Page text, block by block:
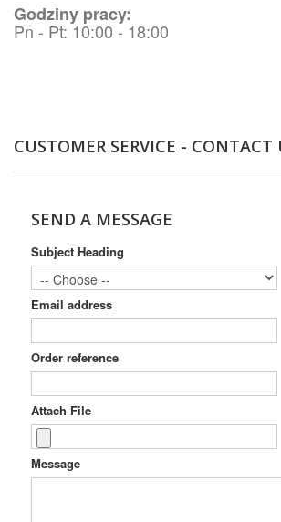
Godziny pracy:
Pn - Pt: 10:00 - 18:00
CUSTOMER SERVICE - CONTACT
SEND A MESSAGE
Subject Heading
Email address
Order reference
Attach File
Message